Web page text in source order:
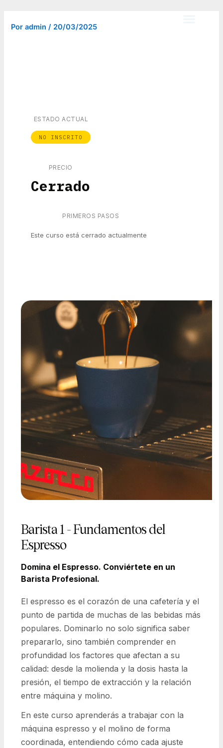
contenido
Poradmin/ 20/03/2025
ESTADO ACTUAL
NO INSCRITO
PRECIO
Cerrado
PRIMEROS PASOS
Este curso está cerrado actualmente
Barista 1 - Fundamentos del
Espresso
Domina el Espresso. Conviértete en un
Barista Profesional.
El espresso es el corazón de una cafetería y el
punto de partida de muchas de las bebidas más
populares. Dominarlo no solo significa saber
prepararlo, sino también comprender en
profundidad los factores que afectan a su
calidad: desde la molienda y la dosis hasta la
presión, el tiempo de extracción y la relación
entre máquina y molino.
En este curso aprenderás a trabajar con la
máquina espresso y el molino de forma
coordinada, entendiendo cómo cada ajuste